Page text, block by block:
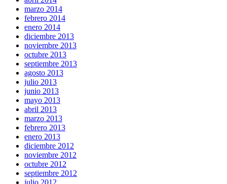
marzo 2014
febrero 2014
enero 2014
diciembre 2013
noviembre 2013
octubre 2013
septiembre 2013
agosto 2013
julio 2013
junio 2013
mayo 2013
abril 2013
marzo 2013
febrero 2013
enero 2013
diciembre 2012
noviembre 2012
octubre 2012
septiembre 2012
julio 2012